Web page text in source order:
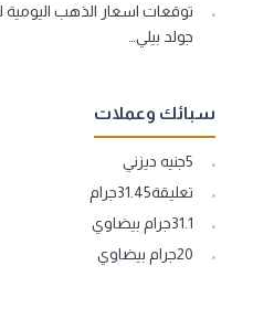
توقعات اسعار الذهب
جولد بيلي…
سبائك وعملات
5جنيه ديزني
تعليقة31.45جرام
31.1جرام بيضاوي
20جرام بيضاوي